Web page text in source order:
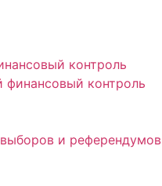
контроль
финансовый контроль
и референдумов